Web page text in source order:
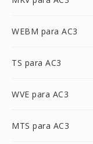
WEBM para AC3
TS para AC3
WVE para AC3
MTS para AC3